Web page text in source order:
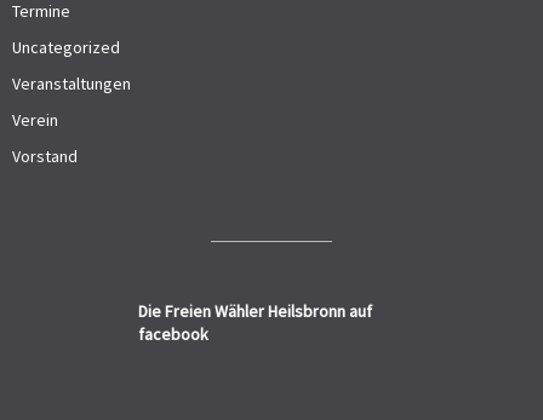
Termine
Uncategorized
Veranstaltungen
Verein
Vorstand
Die Freien Wähler Heilsbronn auf
facebook